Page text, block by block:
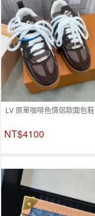
LV 原單咖啡色情侶款面包鞋
NT$4100